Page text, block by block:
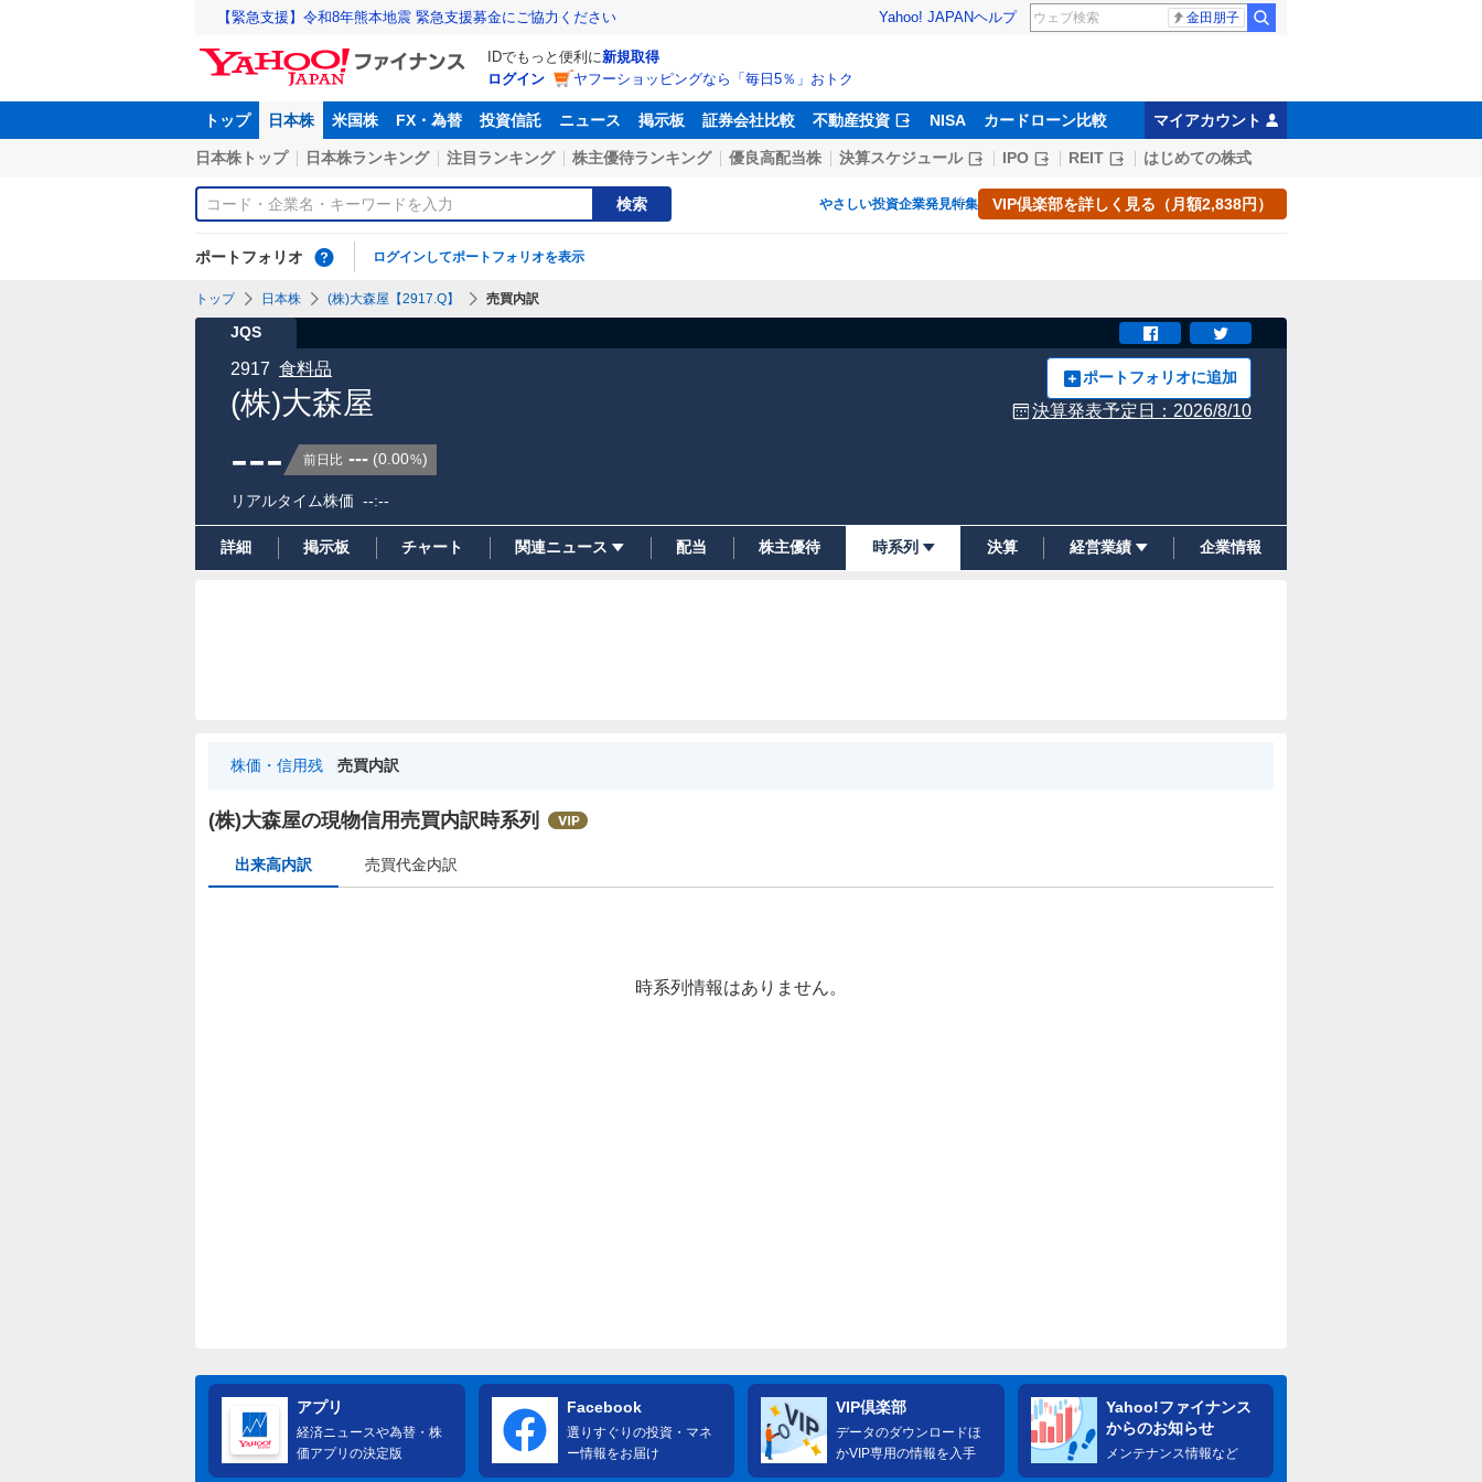
【緊急支援】令和8年熊本地震 緊急支援募金にご協力ください Yahoo! JAPANヘルプ 金田朋子
IDでもっと便利に新規取得
ログイン
ヤフーショッピングなら「毎日5％」おトク
トップ 日本株 米国株 FX・為替 投資信託 ニュース 掲示板 証券会社比較 不動産投資 NISA カードローン比較 マイアカウント
日本株トップ 日本株ランキング 注目ランキング 株主優待ランキング 優良高配当株 決算スケジュール IPO REIT はじめての株式
検索 やさしい投資企業発見特集 VIP倶楽部を詳しく見る（月額2,838円）
ポートフォリオ ログインしてポートフォリオを表示
トップ 日本株 (株)大森屋【2917.Q】 売買内訳
JQS
(株)大森屋
2917 食料品 ポートフォリオに追加
決算発表予定日： 2026/8/10
--- 前日比 --- (0.00%)
リアルタイム株価 --:--
詳細 掲示板 チャート 関連ニュース 配当 株主優待 時系列 決算 経営業績 企業情報
株価・信用残 売買内訳
(株)大森屋の現物信用売買内訳時系列
来
訳
出来高内訳 売買代金内訳
時系列情報はありません。
アプリ
経済ニュースや為替・株
価アプリの決定版
Facebook
選りすぐりの投資・マネ
ー情報をお届け
VIP倶楽部
データのダウンロードほ
かVIP専用の情報を入手
Yahoo!ファイナンス
からのお知らせ
メンテナンス情報など